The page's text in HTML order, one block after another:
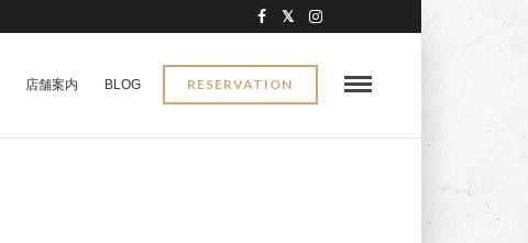
RESERVATION
店舗案内 BLOG